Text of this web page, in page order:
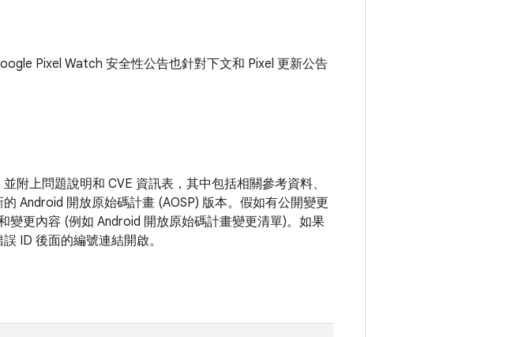
Pixel Watch 安全性公告也針對下文和 Pixel 更新公告
附上問題說明和 CVE 資訊表，其中包括相關參考資料、
Android 開放原始碼計畫 (AOSP) 版本。假如有公開變更
變更內容 (例如 Android 開放原始碼計畫變更清單)。如果
ID 後面的編號連結開啟。